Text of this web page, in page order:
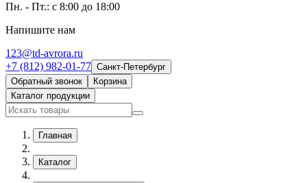
Пн. - Пт.: с 8:00 до 18:00
Напишите нам
123@td-avrora.ru
+7 (812) 982-01-77 Санкт-Петербург
Обратный звонок
Корзина
Каталог продукции
Главная
Каталог